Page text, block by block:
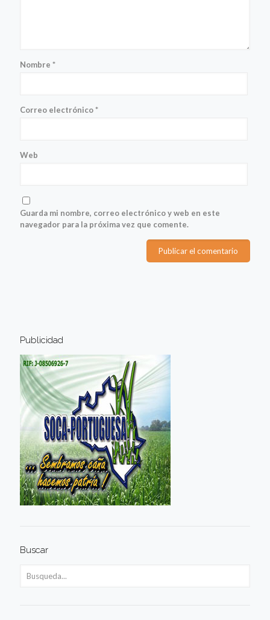
Nombre *
Correo electrónico*
Web
Guarda mi nombre, correo electrónico y web en este
navegador para la próxima vez que comente.
Publicidad
Buscar